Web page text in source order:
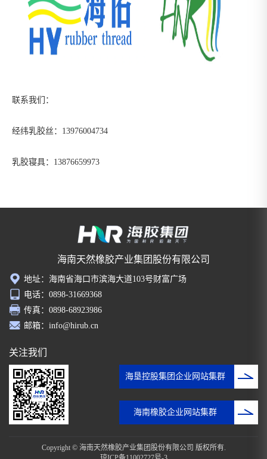
联系我们：
经纬乳胶丝：13976004734
乳胶寝具：13876659973
海南天然橡胶产业集团股份有限公司
地址：海南省海口市滨海大道103号财富广场
电话：0898-31669368
传真：0898-68923986
邮箱：info@hirub.cn
关注我们
海垦控股集团企业网站集群
海南橡胶企业网站集群
Copyright © 海南天然橡胶产业集团股份有限公司 版权所有.